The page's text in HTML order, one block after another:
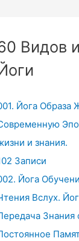
Видов
Йога Образа
и знания.
Записи
Йога
Вслух.
Знания